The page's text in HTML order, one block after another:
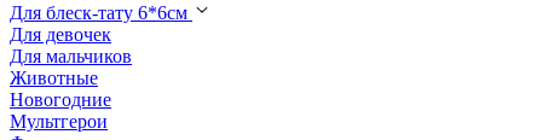
Для блеск-тату 6*6см
Для девочек
Для мальчиков
Животные
Новогодние
Мультгерои